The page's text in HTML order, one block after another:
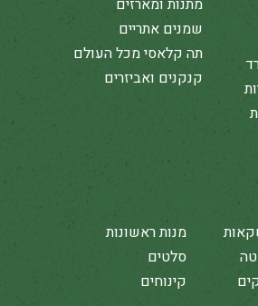
שמנים אתריים
תה קלאסי מכל העולם
קנקנים ואביזרים
מנות ראשונות
סלטים
קינוחים